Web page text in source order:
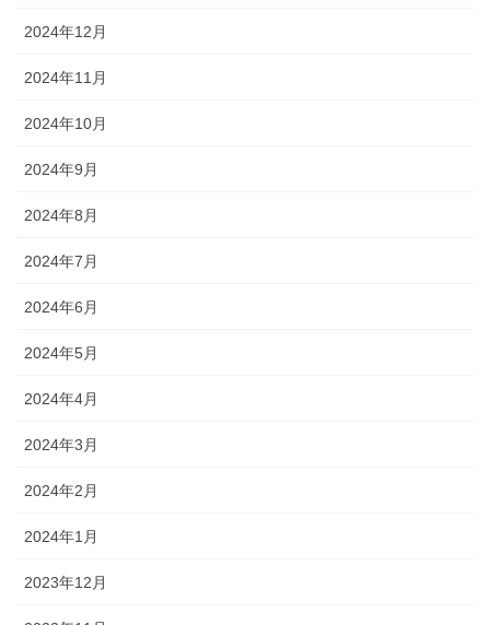
2024年12月
2024年11月
2024年10月
2024年9月
2024年8月
2024年7月
2024年6月
2024年5月
2024年4月
2024年3月
2024年2月
2024年1月
2023年12月